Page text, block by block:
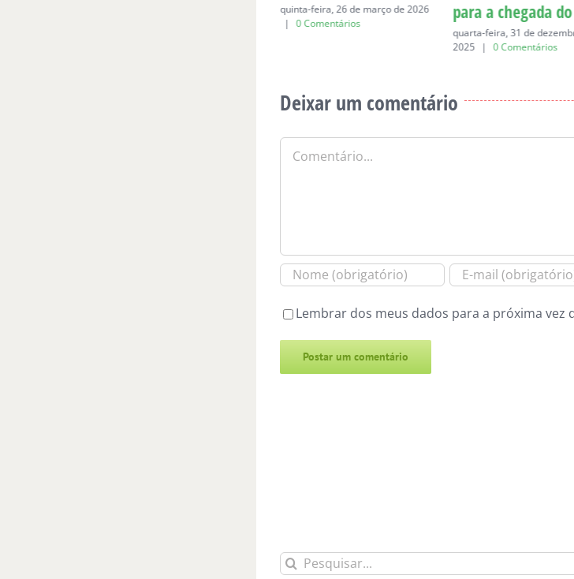
quinta-feira, 26 de março de 2026
| 0 Comentários
para a chegada
quarta-feira, 31 de
2025
| 0 Comentários
Deixar um comentário
Comentário
Lembrar dos meus dados para a próxima vez
Buscar